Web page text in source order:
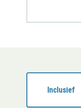
Inclusief